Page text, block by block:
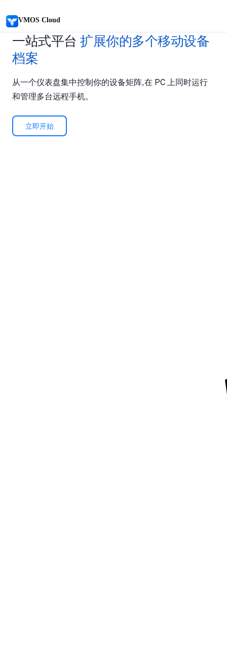
VMOS Cloud
一站式平台 扩展你的多个移动设备
档案
从一个仪表盘集中控制你的设备矩阵,在 PC 上同时运行
和管理多台远程手机。
立即开始